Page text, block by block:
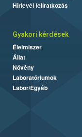
Hírlevél feliratkozás
Gyakori kérdések
Élelmiszer
Állat
Növény
Laboratóriumok
Labor/Egyéb